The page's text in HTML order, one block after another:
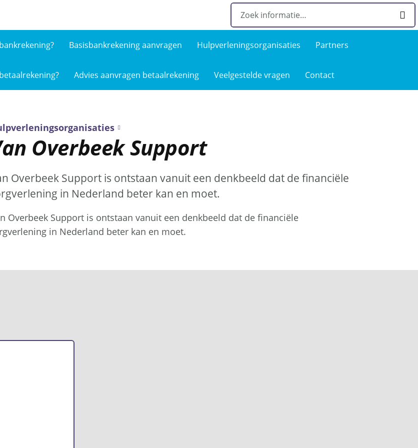
Basisbankrekening aanvragen Hulpverlenings­organisaties Partners
Advies aanvragen betaalrekening Veelgestelde­ vragen Contact
Overbeek Support
Overbeek Support is ontstaan vanuit een denkbeeld dat de financiële
in Nederland beter kan en moet.
Overbeek Support is ontstaan vanuit een denkbeeld dat de financiële
in Nederland beter kan en moet.